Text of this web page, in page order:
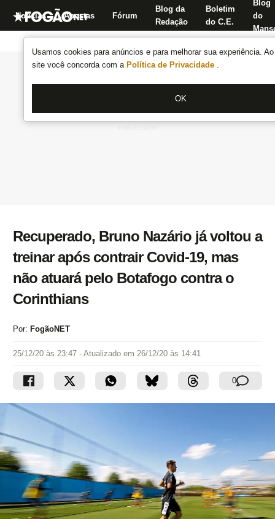
Usamos cookies para anúncios e para melhorar sua experiência.
site você concorda com a Política de Privacidade .
OK
Notícias Apostas Fórum
Blog da
Redação
Boletim
do C.E.
Blog
do
Recuperado, Bruno Nazário já voltou a
treinar após contrair Covid-19, mas
não atuará pelo Botafogo contra o
Corinthians
Por: FogãoNET
25/12/20 às 23:47 - Atualizado em 26/12/20 às 14:41
0